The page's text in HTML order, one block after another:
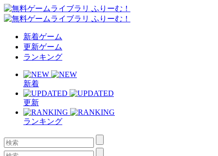
新着ゲーム
更新ゲーム
ランキング
新着
更新
ランキング